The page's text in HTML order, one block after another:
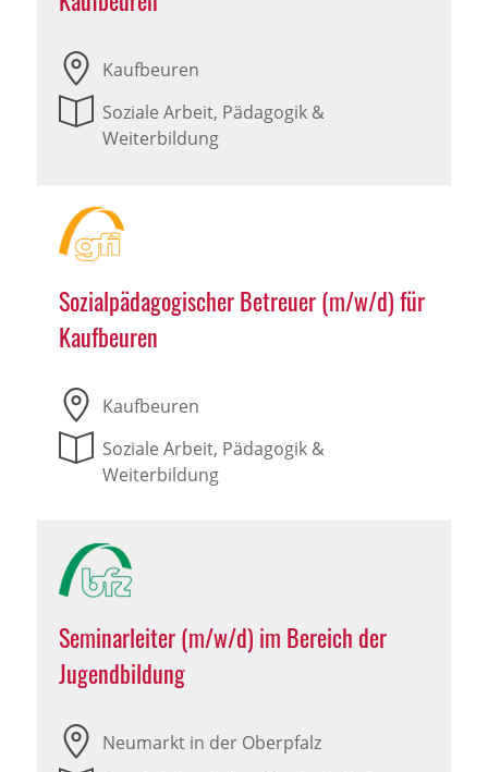
Kaufbeuren
Soziale Arbeit, Pädagogik &
Weiterbildung
Sozialpädagogischer Betreuer (m/w/d) für
Kaufbeuren
Kaufbeuren
Soziale Arbeit, Pädagogik &
Weiterbildung
Seminarleiter (m/w/d) im Bereich der
Jugendbildung
Neumarkt in der Oberpfalz